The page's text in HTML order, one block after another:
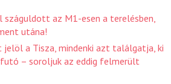
száguldott az M1-esen a terelésben,
utána!
jelöl a Tisza, mindenki azt találgatja, ki
– soroljuk az eddig felmerült